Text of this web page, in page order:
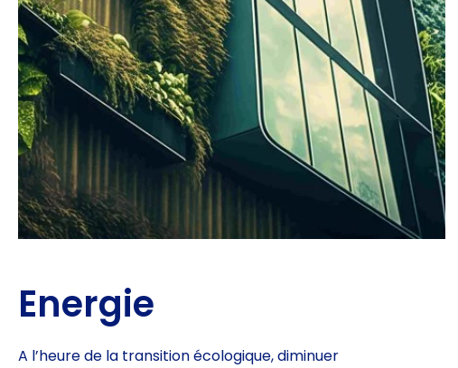
Energie
A l’heure de la transition écologique, diminuer